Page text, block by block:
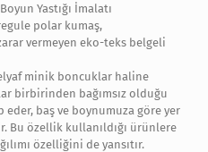
Yastığı İmalatı
polar kumaş,
vermeyen eko-teks belgeli
elyaf minik boncuklar haline
birbirinden bağımsız olduğu
baş ve boynumuza göre yer
Bu özellik kullanıldığı ürünlere
özelliğini de yansıtır.